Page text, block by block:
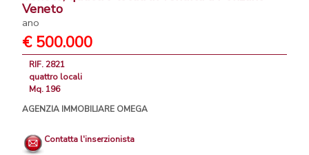
Veneto
ano
€ 500.000
RIF. 2821
quattro locali
Mq. 196
AGENZIA IMMOBILIARE OMEGA
Contatta l'inserzionista